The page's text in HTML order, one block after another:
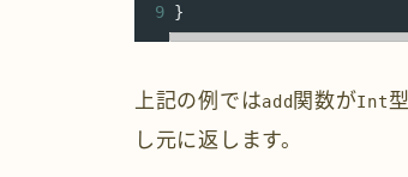
9 }
上記の例ではadd 関数がInt
し元に返します。